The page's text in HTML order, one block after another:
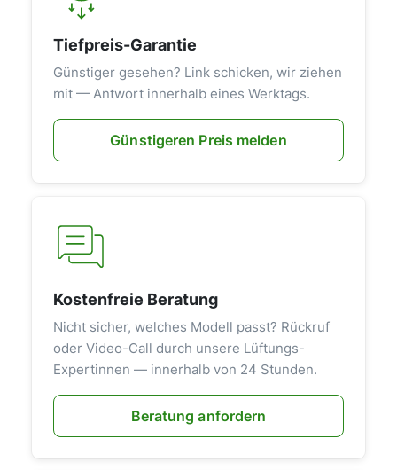
Tiefpreis-Garantie
Günstiger gesehen? Link schicken, wir ziehen
mit — Antwort innerhalb eines Werktags.
Günstigeren Preis melden
Kostenfreie Beratung
Nicht sicher, welches Modell passt? Rückruf
oder Video-Call durch unsere Lüftungs-
Expertinnen — innerhalb von 24 Stunden.
Beratung anfordern